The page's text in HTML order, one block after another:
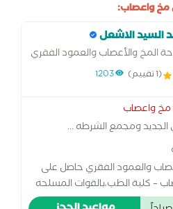
واعصاب:
السيد الاشعل
المخ والأعصاب والعمود الفقري
(1 تقييم) 1203
مخ واعصاب
الجديد ومجمع الشرطه...
والعمود الفقري حاصل على
– كلية الطب،بالقوات المسلحه
أمراض المخ والأعصاب